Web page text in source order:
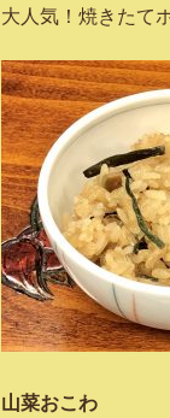
大人気！焼きたて
山菜おこわ